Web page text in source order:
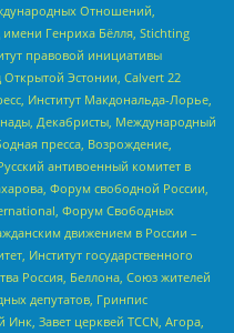
Отношений,
Генриха Бёлля, Stichting
правовой инициативы
Эстонии, Calvert 22
Институт Макдональда-Лорье,
Декабристы, Международный
пресса, Возрождение,
антивоенный комитет в
Форум свободной России,
Форум Свободных
движением в России –
Институт государственного
Россия, Беллона, Союз жителей
депутатов, Гринпис
Завет церквей TCCN, Агора,